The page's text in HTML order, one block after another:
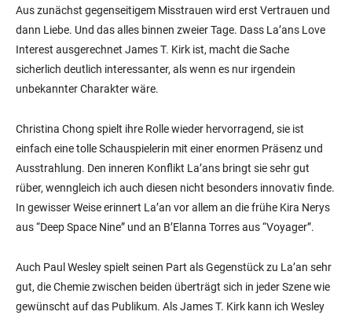
Aus zunächst gegenseitigem Misstrauen wird erst Vertrauen und
dann Liebe. Und das alles binnen zweier Tage. Dass La’ans Love
Interest ausgerechnet James T. Kirk ist, macht die Sache
sicherlich deutlich interessanter, als wenn es nur irgendein
unbekannter Charakter wäre.
Christina Chong spielt ihre Rolle wieder hervorragend, sie ist
einfach eine tolle Schauspielerin mit einer enormen Präsenz und
Ausstrahlung. Den inneren Konflikt La’ans bringt sie sehr gut
rüber, wenngleich ich auch diesen nicht besonders innovativ finde.
In gewisser Weise erinnert La’an vor allem an die frühe Kira Nerys
aus “Deep Space Nine” und an B’Elanna Torres aus “Voyager”.
Auch Paul Wesley spielt seinen Part als Gegenstück zu La’an sehr
gut, die Chemie zwischen beiden überträgt sich in jeder Szene wie
gewünscht auf das Publikum. Als James T. Kirk kann ich Wesley